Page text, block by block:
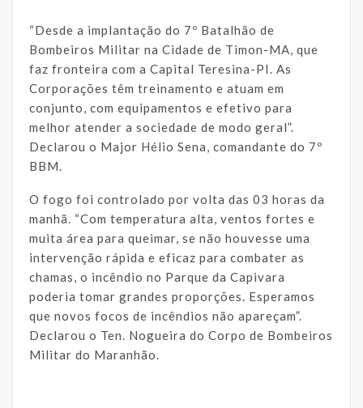
“Desde a implantação do 7º Batalhão de
Bombeiros Militar na Cidade de Timon-MA, que
faz fronteira com a Capital Teresina-PI. As
Corporações têm treinamento e atuam em
conjunto, com equipamentos e efetivo para
melhor atender a sociedade de modo geral”.
Declarou o Major Hélio Sena, comandante do 7º
BBM.
O fogo foi controlado por volta das 03 horas da
manhã. “Com temperatura alta, ventos fortes e
muita área para queimar, se não houvesse uma
intervenção rápida e eficaz para combater as
chamas, o incêndio no Parque da Capivara
poderia tomar grandes proporções. Esperamos
que novos focos de incêndios não apareçam”.
Declarou o Ten. Nogueira do Corpo de Bombeiros
Militar do Maranhão.